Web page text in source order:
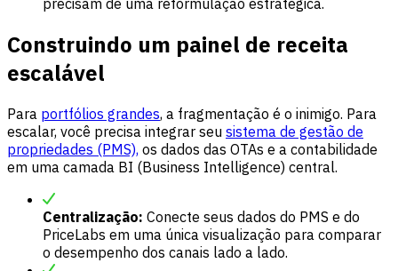
precisam de uma reformulação estratégica.
Construindo um painel de receita
escalável
Para portfólios grandes, a fragmentação é o inimigo. Para
escalar, você precisa integrar seu sistema de gestão de
propriedades (PMS), os dados das OTAs e a contabilidade
em uma camada BI (Business Intelligence) central.
Centralização: Conecte seus dados do PMS e do
PriceLabs em uma única visualização para comparar
o desempenho dos canais lado a lado.